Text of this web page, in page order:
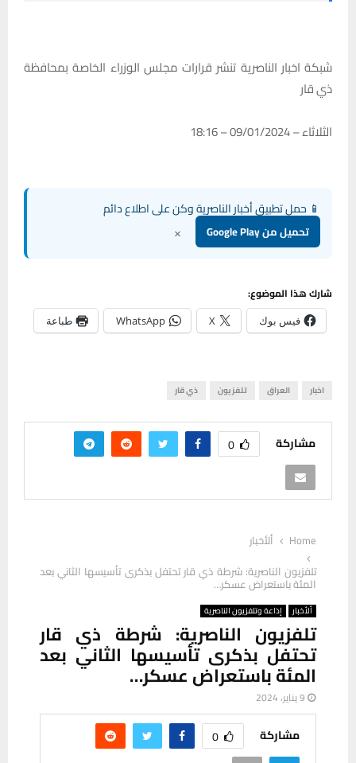
شبكة اخبار الناصرية تنشر قرارات مجلس الوزراء الخاصة بمحافظة
ذي قار
الثلاثاء – 09/01/2024 – 18:16
📱 حمل تطبيق أخبار الناصرية وكن على اطلاع دائم
تحميل من Google Play ×
شارك هذا الموضوع:
فيس بوك X
WhatsApp طباعة
اخبار العراق تلفزيون ذي قار
مشاركة 0
Home
ألأخبار
تلفزيون الناصرية: شرطة ذي قار تحتفل بذكرى تأسيسها الثاني بعد
المئة باستعراض عسكر…
ألأخبار إذاعة وتلفزيون الناصرية
تلفزيون الناصرية: شرطة ذي قار
تحتفل بذكرى تأسيسها الثاني بعد
المئة باستعراض عسكر…
9 يناير، 2024
مشاركة 0